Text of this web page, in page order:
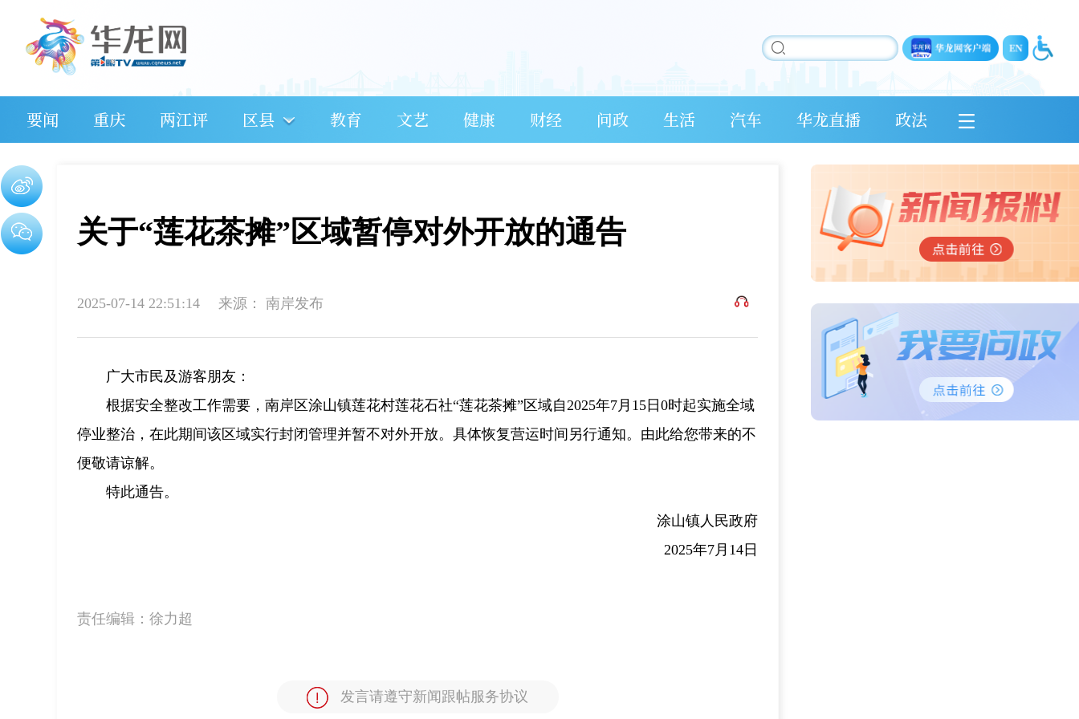
要闻 重庆 两江评 区县 教育 文艺 健康 财经 问政 生活 汽车 华龙直播 政法
关于“莲花茶摊”区域暂停对外开放的通告
2025-07-14 22:51:14 来源： 南岸发布
广大市民及游客朋友：
根据安全整改工作需要，南岸区涂山镇莲花村莲花石社“莲花茶摊”区域自2025年7月15日0时起实施全域
停业整治，在此期间该区域实行封闭管理并暂不对外开放。具体恢复营运时间另行通知。由此给您带来的不
便敬请谅解。
特此通告。
涂山镇人民政府
2025年7月14日
责任编辑： 徐力超
发言请遵守新闻跟帖服务协议